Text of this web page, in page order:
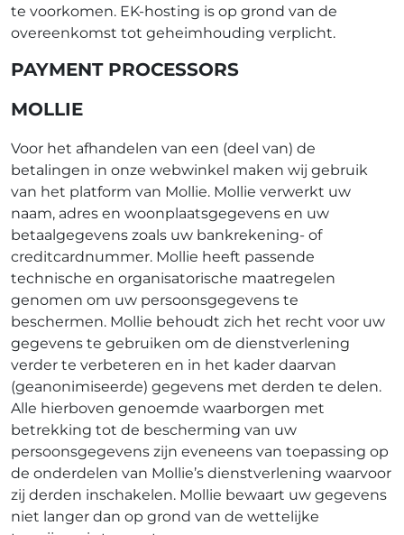
te voorkomen. EK-hosting is op grond van de
overeenkomst tot geheimhouding verplicht.
PAYMENT PROCESSORS
MOLLIE
Voor het afhandelen van een (deel van) de
betalingen in onze webwinkel maken wij gebruik
van het platform van Mollie. Mollie verwerkt uw
naam, adres en woonplaatsgegevens en uw
betaalgegevens zoals uw bankrekening- of
creditcardnummer. Mollie heeft passende
technische en organisatorische maatregelen
genomen om uw persoonsgegevens te
beschermen. Mollie behoudt zich het recht voor uw
gegevens te gebruiken om de dienstverlening
verder te verbeteren en in het kader daarvan
(geanonimiseerde) gegevens met derden te delen.
Alle hierboven genoemde waarborgen met
betrekking tot de bescherming van uw
persoonsgegevens zijn eveneens van toepassing op
de onderdelen van Mollie’s dienstverlening waarvoor
zij derden inschakelen. Mollie bewaart uw gegevens
niet langer dan op grond van de wettelijke